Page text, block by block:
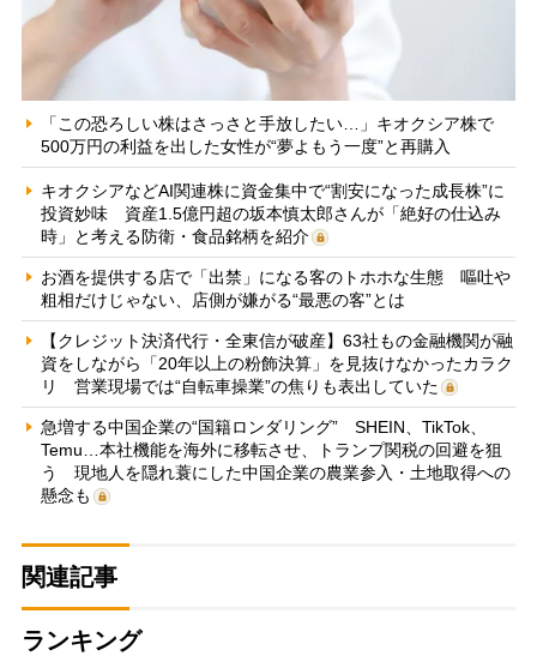
「この恐ろしい株はさっさと手放したい…」キオクシア株で
500万円の利益を出した女性が“夢よもう一度”と再購入
キオクシアなどAI関連株に資金集中で“割安になった成長株”に
投資妙味 資産1.5億円超の坂本慎太郎さんが「絶好の仕込み
時」と考える防衛・食品銘柄を紹介
お酒を提供する店で「出禁」になる客のトホホな生態 嘔吐や
粗相だけじゃない、店側が嫌がる“最悪の客”とは
【クレジット決済代行・全東信が破産】63社もの金融機関が融
資をしながら「20年以上の粉飾決算」を見抜けなかったカラク
リ 営業現場では“自転車操業”の焦りも表出していた
急増する中国企業の“国籍ロンダリング” SHEIN、TikTok、
Temu…本社機能を海外に移転させ、トランプ関税の回避を狙
う 現地人を隠れ蓑にした中国企業の農業参入・土地取得への
懸念も
関連記事
ランキング